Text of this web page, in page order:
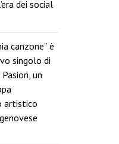
dei social
canzone” è
singolo di
un
artistico